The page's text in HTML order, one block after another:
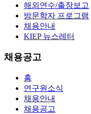
해외연수/출장보고
방문학자 프로그램
채용안내
KIEP 뉴스레터
채용공고
홈
연구원소식
채용안내
채용공고